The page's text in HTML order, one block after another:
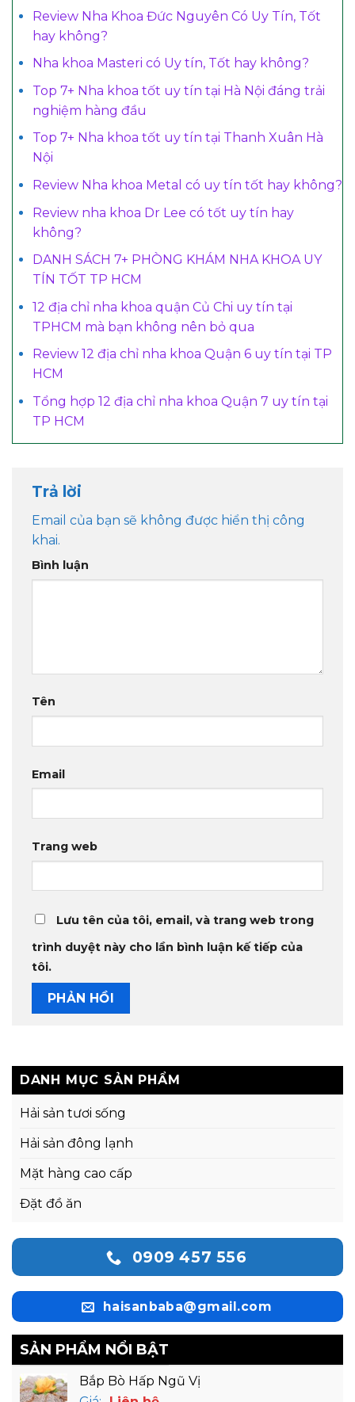
Review Nha Khoa Đức Nguyên Có Uy Tín, Tốt
hay không?
Nha khoa Masteri có Uy tín, Tốt hay không?
Top 7+ Nha khoa tốt uy tín tại Hà Nội đáng trải
nghiệm hàng đầu
Top 7+ Nha khoa tốt uy tín tại Thanh Xuân Hà
Nội
Review Nha khoa Metal có uy tín tốt hay không?
Review nha khoa Dr Lee có tốt uy tín hay
không?
DANH SÁCH 7+ PHÒNG KHÁM NHA KHOA UY
TÍN TỐT TP HCM
12 địa chỉ nha khoa quận Củ Chi uy tín tại
TPHCM mà bạn không nên bỏ qua
Review 12 địa chỉ nha khoa Quận 6 uy tín tại TP
HCM
Tổng hợp 12 địa chỉ nha khoa Quận 7 uy tín tại
TP HCM
Trả lời
Email của bạn sẽ không được hiển thị công
khai.
Bình luận
Tên
Email
Trang web
Lưu tên của tôi, email, và trang web trong
trình duyệt này cho lần bình luận kế tiếp của
tôi.
DANH MỤC SẢN PHẨM
Hải sản tươi sống
Hải sản đông lạnh
Mặt hàng cao cấp
Đặt đồ ăn
0909 457 556
haisanbaba@gmail.com
SẢN PHẨM NỔI BẬT
Bắp Bò Hấp Ngũ Vị